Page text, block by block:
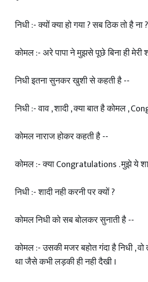
निधी :- क्यों क्या हो गया ? सब ठिक तो है ना ?
कोमल :- अरे पापा ने मुझसे पूछे बिना ही मेरी
निधी इतना सुनकर खुशी से कहती है --
निधी :- वाव , शादी , क्या बात है कोमल ,
कोमल नाराज होकर कहती है --
कोमल :- क्या Congratulations . मुझे ये
निधी :- शादी नही करनी पर क्यों ?
कोमल निधी को सब बोलकर सुनाती है --
कोमल :- उसकी मजर बहोत गंदा है निधी ,
था जैसे कभी लड़की ही नही दैखी ।